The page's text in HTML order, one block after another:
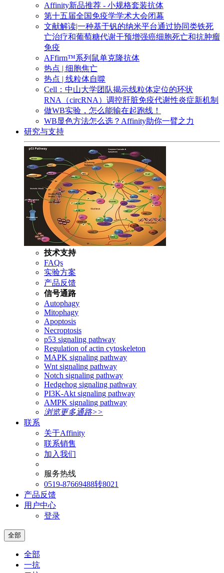
Affinity新品推荐 - 小规格套装抗体
第十五届全国免疫学学术大会闭幕
文献解读|一种基于钒的纳米平台通过协同类铁死
亡治疗和葡萄糖代谢干预增强癌细胞死亡和抗肿瘤
免疫
AFfirm™系列鼠单克隆抗体
热点 | 细胞焦亡
热点 | 线粒体自噬
Cell：中山大学团队揭示线粒体定位的环状
RNA（circRNA）调控肝脏免疫代谢性炎症新机制
做WB实验，怎么能输在起跑线！
WB显色方法怎么选？Affinity助你一臂之力
研究与支持
技术支持
FAQs
实验方案
产品反馈
信号通路
Autophagy
Mitophagy
Apoptosis
Necroptosis
p53 signaling pathway
Regulation of actin cytoskeleton
MAPK signaling pathway
Wnt signaling pathway
Notch signaling pathway
Hedgehog signaling pathway
PI3K-Akt signaling pathway
AMPK signaling pathway
浏览更多通路>>
联系
关于Affinity
联系销售
加入我们
服务热线
0519-87669488转8021
产品反馈
用户中心
登录
全部
全部
一抗